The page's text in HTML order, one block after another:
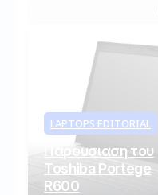
LAPTOPS EDITORIAL
Παρουσιαση του
Toshiba Portege
R600